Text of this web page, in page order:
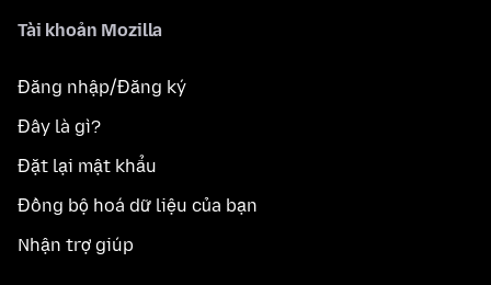
Tài khoản Mozilla
Đăng nhập/Đăng ký
Đây là gì?
Đặt lại mật khẩu
Đồng bộ hoá dữ liệu của bạn
Nhận trợ giúp